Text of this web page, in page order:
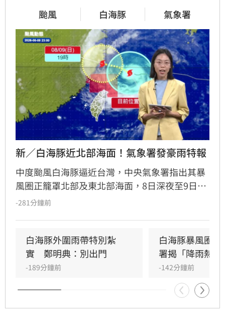
颱風 白海豚 氣象署
新／白海豚近北部海面！氣象署發豪雨特報
中度颱風白海豚逼近台灣，中央氣象署指出其暴
風圈正籠罩北部及東北部海面，8日深夜至9日白
天是影響最劇烈時刻。受外圍環流影響，中北部
極端高溫。沿海地區風浪強勁，基隆北海岸掀起
6米巨浪，適逢年度大潮，低窪地區務必慎防積
淹水。預計颱風將於9日晚間登陸中國後減弱，
北部降雨有望在10日清晨趨緩，提醒民眾父親節
連假期間避免前往山區及海邊活動，並隨時留意
氣象署最新發布的豪雨特報與防颱資訊，確保生
-281分鐘前
白海豚外圍雨帶特別紮
實　鄭明典：別出門
-189分鐘前
白海豚暴風圈
署揭「降雨熱區
-142分鐘前